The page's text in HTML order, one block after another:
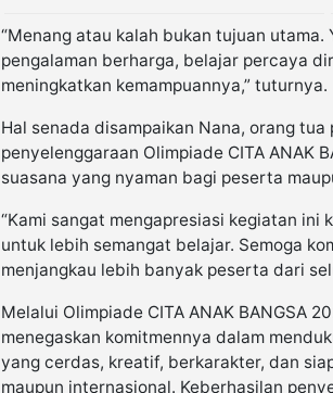
“Menang atau kalah bukan tujuan
pengalaman berharga, belajar percaya
meningkatkan kemampuannya,” tuturnya.
Hal senada disampaikan Nana, orang
penyelenggaraan Olimpiade CITA ANAK
suasana yang nyaman bagi peserta
“Kami sangat mengapresiasi kegiatan ini
untuk lebih semangat belajar. Semoga
menjangkau lebih banyak peserta dari
Melalui Olimpiade CITA ANAK BANGSA
menegaskan komitmennya dalam
yang cerdas, kreatif, berkarakter, dan
maupun internasional. Keberhasilan